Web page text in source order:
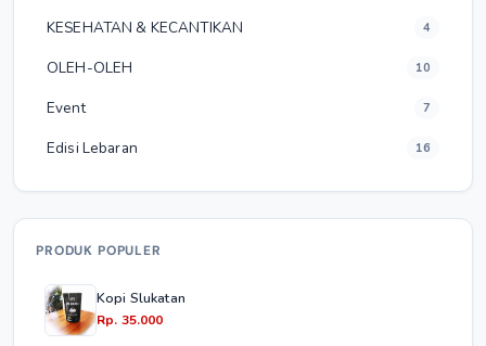
KESEHATAN & KECANTIKAN 4
OLEH-OLEH 10
Event 7
Edisi Lebaran 16
PRODUK POPULER
Kopi Slukatan
Rp. 35.000